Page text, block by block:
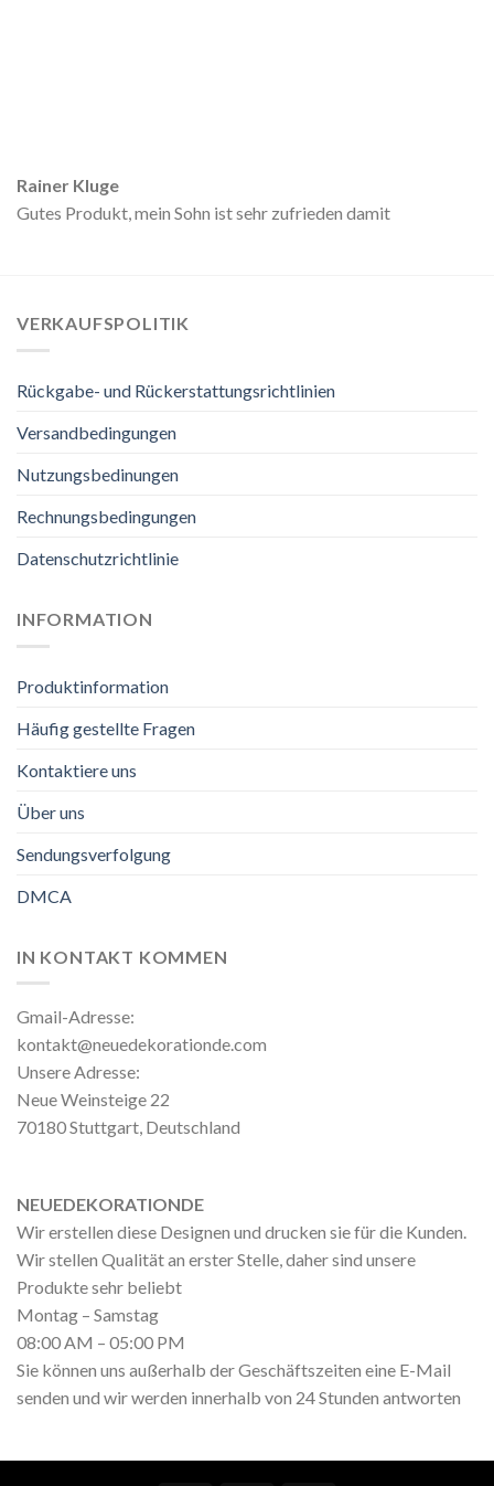
Rainer Kluge
Gutes Produkt, mein Sohn ist sehr zufrieden damit
VERKAUFSPOLITIK
Rückgabe- und Rückerstattungsrichtlinien
Versandbedingungen
Nutzungsbedinungen
Rechnungsbedingungen
Datenschutzrichtlinie
INFORMATION
Produktinformation
Häufig gestellte Fragen
Kontaktiere uns
Über uns
Sendungsverfolgung
DMCA
IN KONTAKT KOMMEN
Gmail-Adresse:
kontakt@neuedekorationde.com
Unsere Adresse:
Neue Weinsteige 22
70180 Stuttgart, Deutschland
NEUEDEKORATIONDE
Wir erstellen diese Designen und drucken sie für die Kunden.
Wir stellen Qualität an erster Stelle, daher sind unsere
Produkte sehr beliebt
Montag – Samstag
08:00 AM – 05:00 PM
Sie können uns außerhalb der Geschäftszeiten eine E-Mail
senden und wir werden innerhalb von 24 Stunden antworten